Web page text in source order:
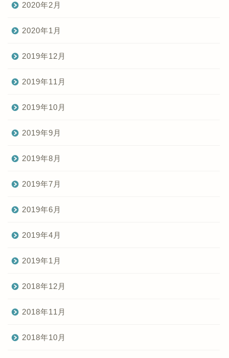
2020年2月
2020年1月
2019年12月
2019年11月
2019年10月
2019年9月
2019年8月
2019年7月
2019年6月
2019年4月
2019年1月
2018年12月
2018年11月
2018年10月